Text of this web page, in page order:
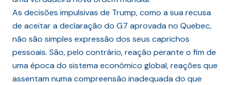
As decisões impulsivas de Trump, como a sua recusa
de aceitar a declaração do G7 aprovada no Quebec,
não são simples expressão dos seus caprichos
pessoais. São, pelo contrário, reação perante o fim de
uma época do sistema económico global, reações que
assentam numa compreensão inadequada do que